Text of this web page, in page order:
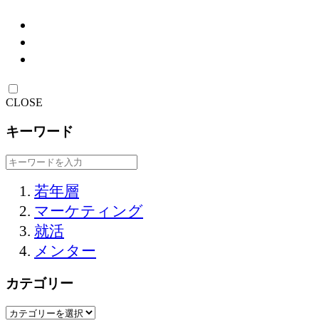
CLOSE
キーワード
若年層
マーケティング
就活
メンター
カテゴリー